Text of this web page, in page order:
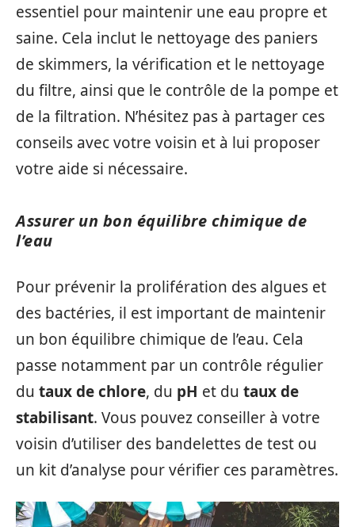
essentiel pour maintenir une eau propre et
saine. Cela inclut le nettoyage des paniers
de skimmers, la vérification et le nettoyage
du filtre, ainsi que le contrôle de la pompe et
de la filtration. N’hésitez pas à partager ces
conseils avec votre voisin et à lui proposer
votre aide si nécessaire.
Assurer un bon équilibre chimique de
l’eau
Pour prévenir la prolifération des algues et
des bactéries, il est important de maintenir
un bon équilibre chimique de l’eau. Cela
passe notamment par un contrôle régulier
du taux de chlore, du pH et du taux de
stabilisant. Vous pouvez conseiller à votre
voisin d’utiliser des bandelettes de test ou
un kit d’analyse pour vérifier ces paramètres.